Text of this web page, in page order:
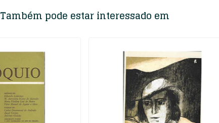
Também pode estar interessado em